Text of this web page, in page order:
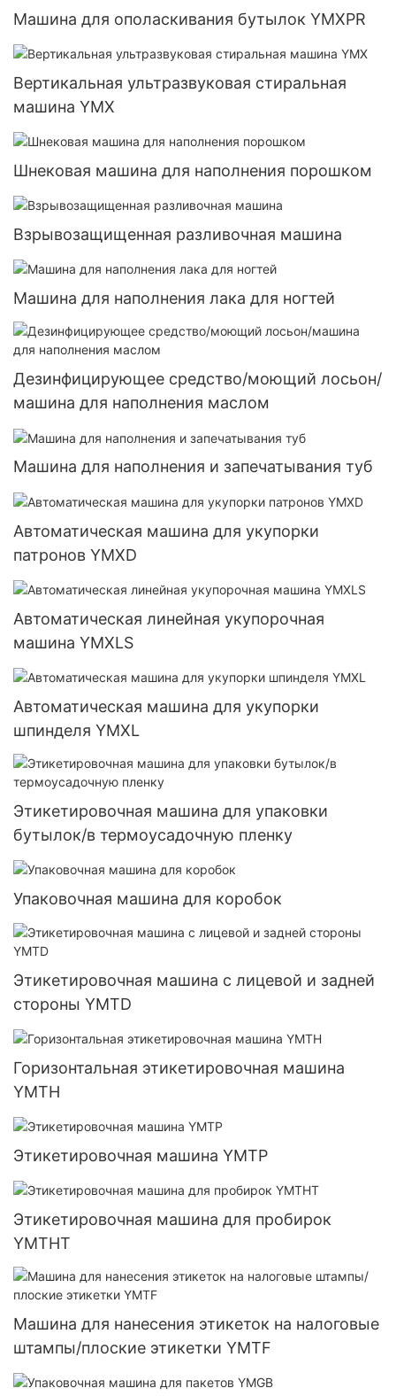
Машина для ополаскивания бутылок YMXPR
Вертикальная ультразвуковая стиральная
машина YMX
Шнековая машина для наполнения порошком
Взрывозащищенная разливочная машина
Машина для наполнения лака для ногтей
Дезинфицирующее средство/моющий лосьон/
машина для наполнения маслом
Машина для наполнения и запечатывания туб
Автоматическая машина для укупорки
патронов YMXD
Автоматическая линейная укупорочная
машина YMXLS
Автоматическая машина для укупорки
шпинделя YMXL
Этикетировочная машина для упаковки
бутылок/в термоусадочную пленку
Упаковочная машина для коробок
Этикетировочная машина с лицевой и задней
стороны YMTD
Горизонтальная этикетировочная машина
YMTH
Этикетировочная машина YMTP
Этикетировочная машина для пробирок
YMTHT
Машина для нанесения этикеток на налоговые
штампы/плоские этикетки YMTF